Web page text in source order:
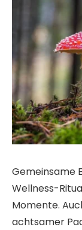
Gemeinsame
Wellness-
Momente.
achtsamer